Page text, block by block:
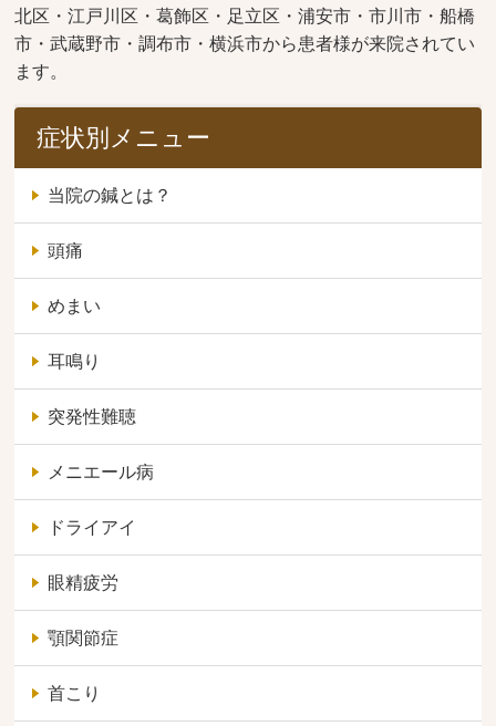
北区・江戸川区・葛飾区・足立区・浦安市・市川市・船橋
市・武蔵野市・調布市・横浜市から患者様が来院されてい
ます。
症状別メニュー
当院の鍼とは？
頭痛
めまい
耳鳴り
突発性難聴
メニエール病
ドライアイ
眼精疲労
顎関節症
首こり